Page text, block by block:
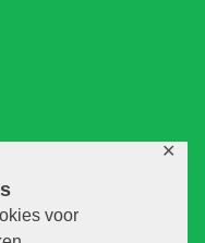
voor
✕